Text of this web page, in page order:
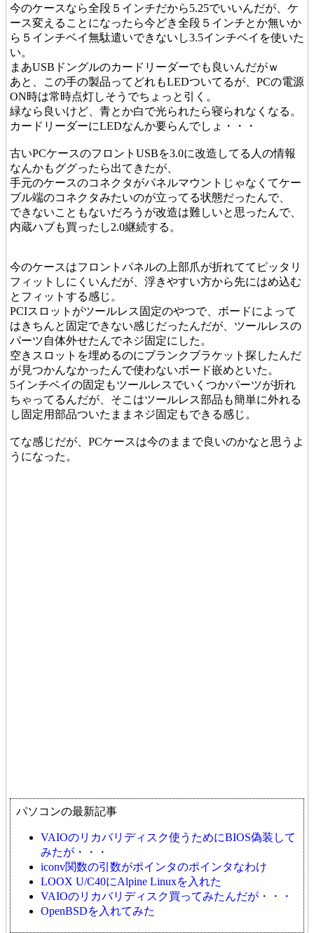
今のケースなら全段５インチだから5.25でいいんだが、ケ
ース変えることになったら今どき全段５インチとか無いか
ら５インチベイ無駄遣いできないし3.5インチベイを使いた
い。
まあUSBドングルのカードリーダーでも良いんだがｗ
あと、この手の製品ってどれもLEDついてるが、PCの電源
ON時は常時点灯しそうでちょっと引く。
緑なら良いけど、青とか白で光られたら寝られなくなる。
カードリーダーにLEDなんか要らんでしょ・・・
古いPCケースのフロントUSBを3.0に改造してる人の情報
なんかもググったら出てきたが、
手元のケースのコネクタがパネルマウントじゃなくてケー
ブル端のコネクタみたいのが立ってる状態だったんで、
できないこともないだろうが改造は難しいと思ったんで、
内蔵ハブも買ったし2.0継続する。
今のケースはフロントパネルの上部爪が折れててピッタリ
フィットしにくいんだが、浮きやすい方から先にはめ込む
とフィットする感じ。
PCIスロットがツールレス固定のやつで、ボードによって
はきちんと固定できない感じだったんだが、ツールレスの
パーツ自体外せたんでネジ固定にした。
空きスロットを埋めるのにブランクブラケット探したんだ
が見つかんなかったんで使わないボード嵌めといた。
5インチベイの固定もツールレスでいくつかパーツが折れ
ちゃってるんだが、そこはツールレス部品も簡単に外れる
し固定用部品ついたままネジ固定もできる感じ。
てな感じだが、PCケースは今のままで良いのかなと思うよ
うになった。
パソコンの最新記事
VAIOのリカバリディスク使うためにBIOS偽装して
みたが・・・
iconv関数の引数がポインタのポインタなわけ
LOOX U/C40にAlpine Linuxを入れた
VAIOのリカバリディスク買ってみたんだが・・・
OpenBSDを入れてみた